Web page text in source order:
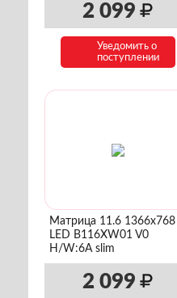
2 099
Уведомить о
поступлении
Матрица 11.6 1366x768
LED B116XW01 V0
H/W:6A slim
2 099